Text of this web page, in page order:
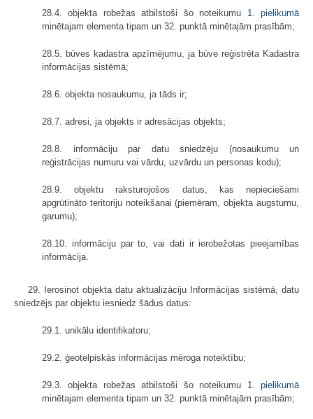
28.4. objekta robežas atbilstoši šo noteikumu 1. pielikumā
minētajam elementa tipam un 32. punktā minētajām prasībām;
28.5. būves kadastra apzīmējumu, ja būve reģistrēta Kadastra
informācijas sistēmā;
28.6. objekta nosaukumu, ja tāds ir;
28.7. adresi, ja objekts ir adresācijas objekts;
28.8. informāciju par datu sniedzēju (nosaukumu un
reģistrācijas numuru vai vārdu, uzvārdu un personas kodu);
28.9. objektu raksturojošos datus, kas nepieciešami
apgrūtināto teritoriju noteikšanai (piemēram, objekta augstumu,
garumu);
28.10. informāciju par to, vai dati ir ierobežotas pieejamības
informācija.
29. Ierosinot objekta datu aktualizāciju Informācijas sistēmā, datu
sniedzējs par objektu iesniedz šādus datus:
29.1. unikālu identifikatoru;
29.2. ģeotelpiskās informācijas mēroga noteiktību;
29.3. objekta robežas atbilstoši šo noteikumu 1. pielikumā
minētajam elementa tipam un 32. punktā minētajām prasībām;